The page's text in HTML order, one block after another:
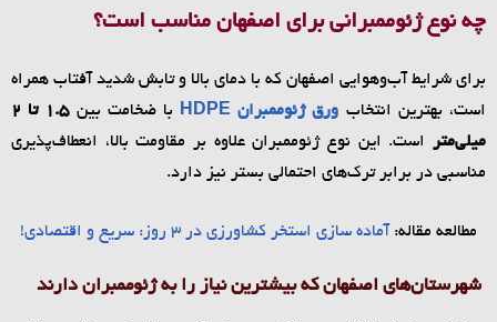
چه نوع ژئوممبرانی برای اصفهان مناسب است؟
برای شرایط آب‌وهوایی اصفهان که با دمای بالا و تابش شدید آفتاب همراه
است، بهترین انتخابورق ژئوممبران HDPE با ضخامت بین
1.5 تا 2
میلی‌متراست. این نوع ژئوممبران علاوه بر مقاومت بالا، انعطاف‌پذیری
مناسبی در برابر ترک‌های احتمالی بستر نیز دارد.
مطالعه مقاله:آماده سازی استخر کشاورزی در ۳ روز: سریع و اقتصادی!
شهرستان‌های اصفهان که بیشترین نیاز را به ژئوممبران دارند